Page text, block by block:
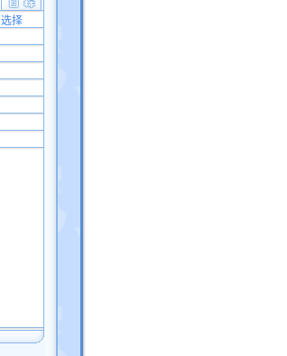
选择